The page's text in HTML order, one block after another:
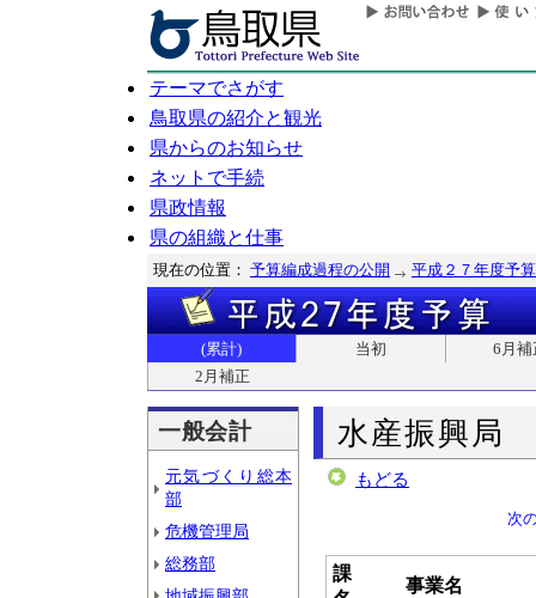
テーマでさがす
鳥取県の紹介と観光
県からのお知らせ
ネットで手続
県政情報
県の組織と仕事
現在の位置： 予算編成過程の公開 平成２７年度予算
(累計) 当初
6月補
2月補正
一般会計
元気づくり総本
部
危機管理局
総務部
水産振興局
もどる
次
課
事業名